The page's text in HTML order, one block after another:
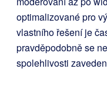
optimalizované pro
vlastního řešení je
pravděpodobně se
spolehlivosti